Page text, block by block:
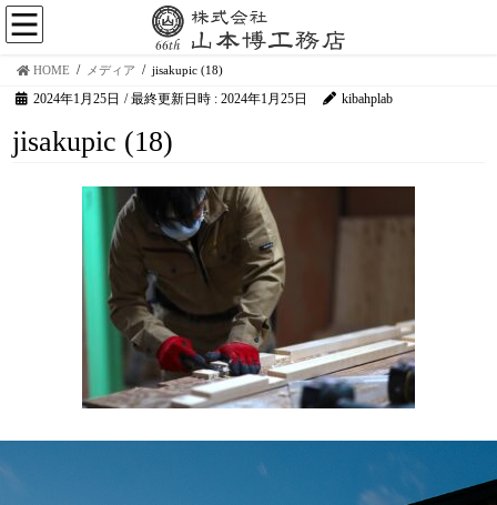
HOME メディア jisakupic (18)
2024年1月25日 / 最終更新日時 :2024年1月25日 kibahplab
jisakupic (18)